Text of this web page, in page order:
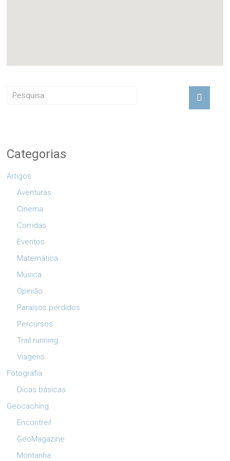
Categorias
Artigos
Aventuras
Cinema
Corridas
Eventos
Matemática
Música
Opinião
Paraísos perdidos
Percursos
Trail running
Viagens
Fotografia
Dicas básicas
Geocaching
Encontrei!
GeoMagazine
Montanha